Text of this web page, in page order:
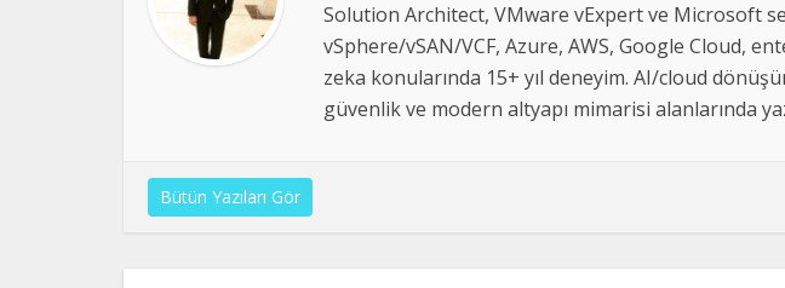
Solution Architect, VMware vExpert ve Microsoft
vSphere/vSAN/VCF, Azure, AWS, Google Cloud,
zeka konularında 15+ yıl deneyim. AI/cloud
güvenlik ve modern altyapı mimarisi alanlarında
Bütün Yazıları Gör